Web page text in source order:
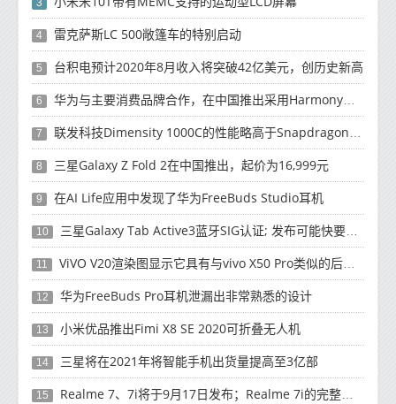
3
4 雷克萨斯LC 500敞篷车的特别启动
5 台积电预计2020年8月收入将突破42亿美元，创历史新高
6 华为与主要消费品牌合作，在中国推出采用HarmonyOS 2.0的智能家居产品
7 联发科技Dimensity 1000C的性能略高于Snapdragon 765G
8 三星Galaxy Z Fold 2在中国推出，起价为16,999元
9 在AI Life应用中发现了华为FreeBuds Studio耳机
10 三星Galaxy Tab Active3蓝牙SIG认证; 发布可能快要结束了
11 ViVO V20渲染图显示它具有与vivo X50 Pro类似的后部设计
12 华为FreeBuds Pro耳机泄漏出非常熟悉的设计
13 小米优品推出Fimi X8 SE 2020可折叠无人机
14 三星将在2021年将智能手机出货量提高至3亿部
15 Realme 7、7i将于9月17日发布；Realme 7i的完整规格并导致泄漏